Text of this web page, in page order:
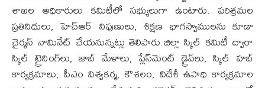
శాఖల అధికారులు కమిటీలో సభ్యులుగా ఉంటారు. పరిశ్రమల
ప్రతినిధులు, హెచ్‌ఆర్ నిపుణులు, శిక్షణ భాగస్వాములను కూడా
చైర్మన్ నామినేట్ చేయనున్నట్లు తెలిపారు.జిల్లా స్కిల్ కమిటీ ద్వారా
స్కిల్ ట్రైనింగ్‌లు, జాబ్ మేళాలు, ప్లేస్‌మెంట్ డ్రైవ్‌లు, స్కిల్ హబ్
కార్యక్రమాలు, పీఎం విశ్వకర్మ, కౌశలం, విదేశీ ఉపాధి కార్యక్రమాల